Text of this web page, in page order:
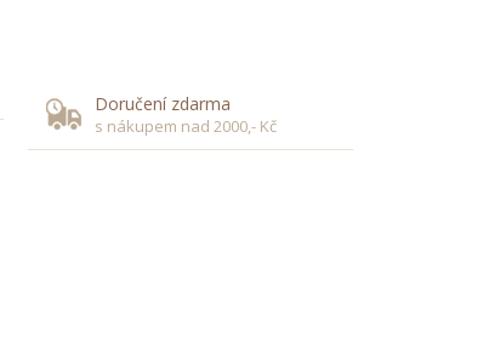
Doručení zdarma
s nákupem nad 2000,- Kč